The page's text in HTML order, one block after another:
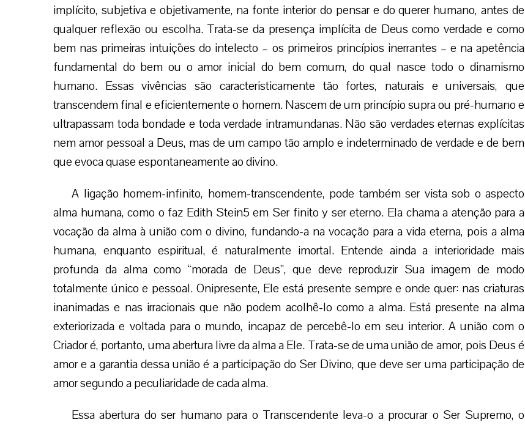
implícito, subjetiva e objetivamente, na fonte interior do pensar e do querer humano, antes de
qualquer reflexão ou escolha. Trata-se da presença implícita de Deus como verdade e como
bem nas primeiras intuições do intelecto – os primeiros princípios inerrantes – e na apetência
fundamental do bem ou o amor inicial do bem comum, do qual nasce todo o dinamismo
humano. Essas vivências são caracteristicamente tão fortes, naturais e universais, que
transcendem final e eficientemente o homem. Nascem de um princípio supra ou pré-humano e
ultrapassam toda bondade e toda verdade intramundanas. Não são verdades eternas explícitas
nem amor pessoal a Deus, mas de um campo tão amplo e indeterminado de verdade e de bem
que evoca quase espontaneamente ao divino.
A ligação homem-infinito, homem-transcendente, pode também ser vista sob o aspecto
alma humana, como o faz Edith Stein5 em Ser finito y ser eterno. Ela chama a atenção para a
vocação da alma à união com o divino, fundando-a na vocação para a vida eterna, pois a alma
humana, enquanto espiritual, é naturalmente imortal. Entende ainda a interioridade mais
profunda da alma como “morada de Deus”, que deve reproduzir Sua imagem de modo
totalmente único e pessoal. Onipresente, Ele está presente sempre e onde quer: nas criaturas
inanimadas e nas irracionais que não podem acolhê-lo como a alma. Está presente na alma
exteriorizada e voltada para o mundo, incapaz de percebê-lo em seu interior. A união com o
Criador é, portanto, uma abertura livre da alma a Ele. Trata-se de uma união de amor, pois Deus é
amor e a garantia dessa união é a participação do Ser Divino, que deve ser uma participação de
amor segundo a peculiaridade de cada alma.
Essa abertura do ser humano para o Transcendente leva-o a procurar o Ser Supremo, o